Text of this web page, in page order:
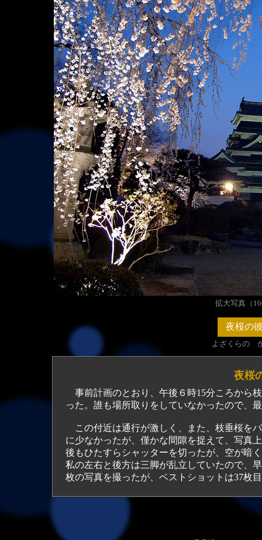
拡大写真（
夜桜の
よざくらの
夜桜
事前計画のとおり、午後６時15分ころから
った。誰も場所取りをしていなかったので、
この付近は通行が激しく、また、枝垂桜を
に少なかったが、僅かな間隙を捉えて、写真
後もひたすらシャッターを切ったが、空が暗
私の左右と後方は三脚が乱立していたので、
枚の写真を撮ったが、ベストショットは37枚